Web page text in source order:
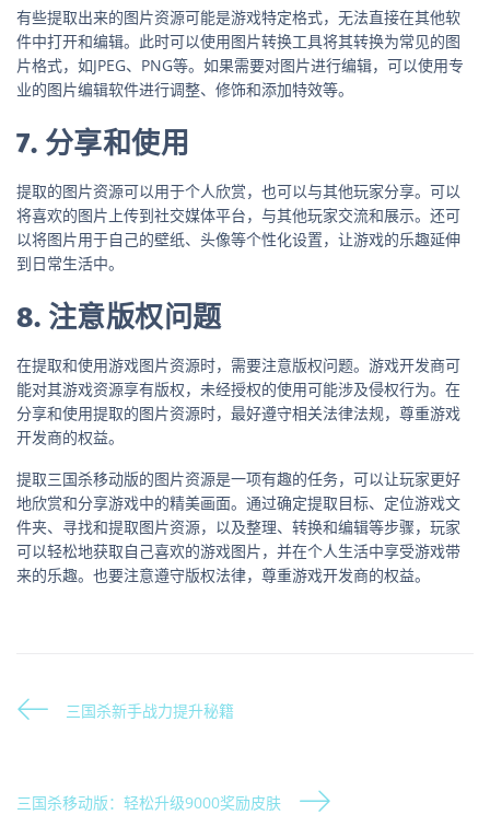
有些提取出来的图片资源可能是游戏特定格式，无法直接在其他软
件中打开和编辑。此时可以使用图片转换工具将其转换为常见的图
片格式，如JPEG、PNG等。如果需要对图片进行编辑，可以使用专
业的图片编辑软件进行调整、修饰和添加特效等。
7. 分享和使用
提取的图片资源可以用于个人欣赏，也可以与其他玩家分享。可以
将喜欢的图片上传到社交媒体平台，与其他玩家交流和展示。还可
以将图片用于自己的壁纸、头像等个性化设置，让游戏的乐趣延伸
到日常生活中。
8. 注意版权问题
在提取和使用游戏图片资源时，需要注意版权问题。游戏开发商可
能对其游戏资源享有版权，未经授权的使用可能涉及侵权行为。在
分享和使用提取的图片资源时，最好遵守相关法律法规，尊重游戏
开发商的权益。
提取三国杀移动版的图片资源是一项有趣的任务，可以让玩家更好
地欣赏和分享游戏中的精美画面。通过确定提取目标、定位游戏文
件夹、寻找和提取图片资源，以及整理、转换和编辑等步骤，玩家
可以轻松地获取自己喜欢的游戏图片，并在个人生活中享受游戏带
来的乐趣。也要注意遵守版权法律，尊重游戏开发商的权益。
三国杀新手战力提升秘籍
三国杀移动版：轻松升级9000奖励皮肤